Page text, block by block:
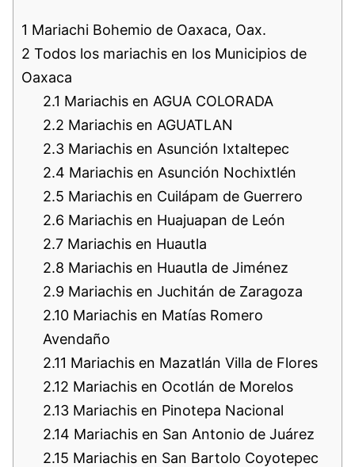
1 Mariachi Bohemio de Oaxaca, Oax.
2 Todos los mariachis en los Municipios de
Oaxaca
2.1 Mariachis en AGUA COLORADA
2.2 Mariachis en AGUATLAN
2.3 Mariachis en Asunción Ixtaltepec
2.4 Mariachis en Asunción Nochixtlén
2.5 Mariachis en Cuilápam de Guerrero
2.6 Mariachis en Huajuapan de León
2.7 Mariachis en Huautla
2.8 Mariachis en Huautla de Jiménez
2.9 Mariachis en Juchitán de Zaragoza
2.10 Mariachis en Matías Romero
Avendaño
2.11 Mariachis en Mazatlán Villa de Flores
2.12 Mariachis en Ocotlán de Morelos
2.13 Mariachis en Pinotepa Nacional
2.14 Mariachis en San Antonio de Juárez
2.15 Mariachis en San Bartolo Coyotepec